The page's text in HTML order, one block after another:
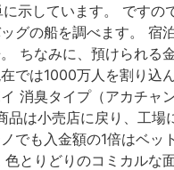
示しています。 ですの
グの船を調べます。 宿
ちなみに、預けられる
では1000万人を割り
消臭タイプ（アカチャ
品は小売店に戻り、工
でも入金額の1倍はベ
とりどりのコミカルな